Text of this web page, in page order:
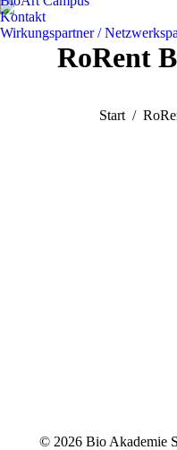
Kontakt
Wirkungspartner /
RoRent
Sie befinden
Start
© 2026 Bio Akademie